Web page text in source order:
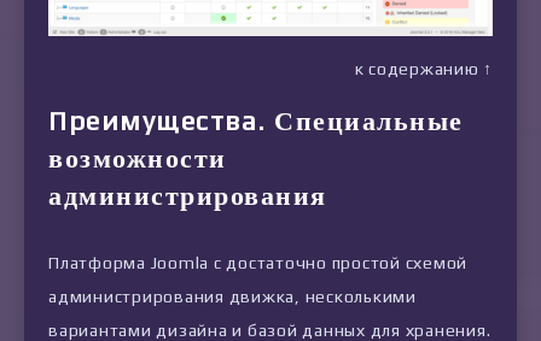
к содержанию ↑
Преимущества. Специальные
возможности
администрирования
Платформа Joomla с достаточно простой схемой
администрирования движка, несколькими
вариантами дизайна и базой данных для хранения.